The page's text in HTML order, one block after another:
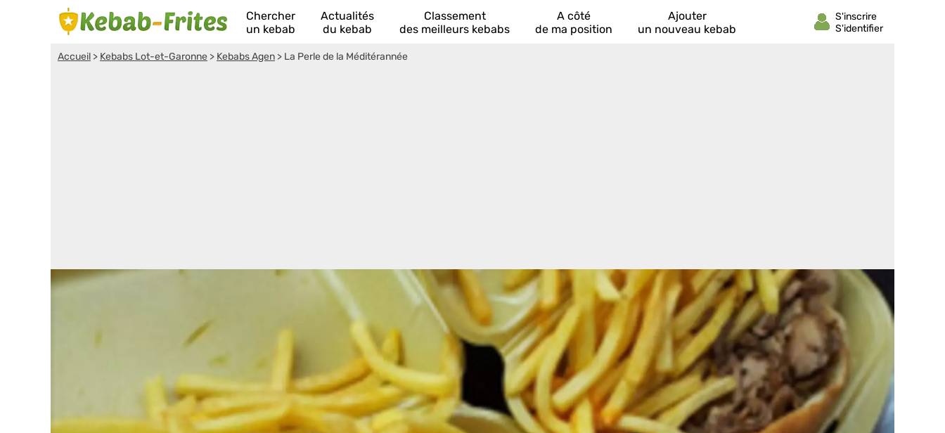
Chercher
un kebab
Actualités
du kebab
Classement
des meilleurs kebabs
A côté
de ma position
Ajouter
un nouveau kebab
Accueil > Kebabs Lot-et-Garonne > Kebabs Agen > La Perle de la Méditérannée